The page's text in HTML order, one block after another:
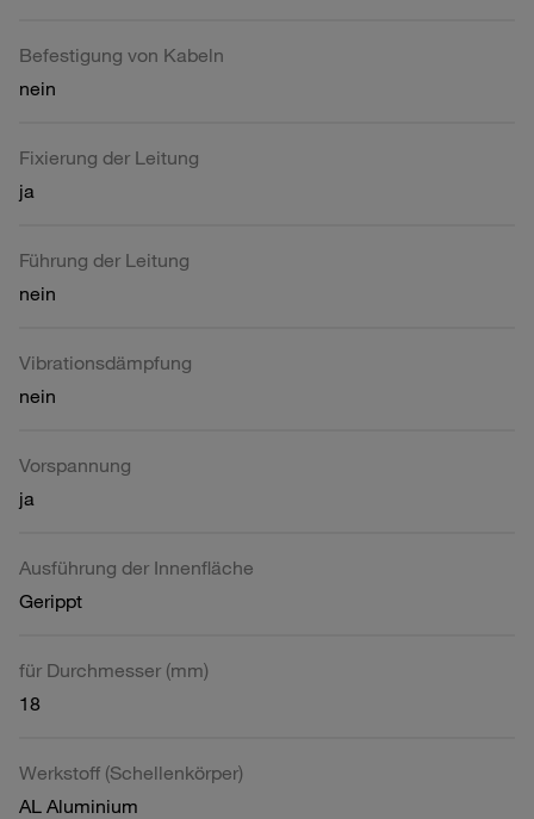
Befestigung von Kabeln
nein
Fixierung der Leitung
ja
Führung der Leitung
nein
Vibrationsdämpfung
nein
Vorspannung
ja
Ausführung der Innenfläche
Gerippt
für Durchmesser (mm)
18
Werkstoff (Schellenkörper)
AL Aluminium